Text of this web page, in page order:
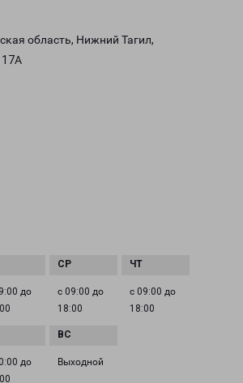
область, Нижний Тагил,
17А
до
с 09:00 до
18:00
с 09:00 до
18:00
до
Выходной